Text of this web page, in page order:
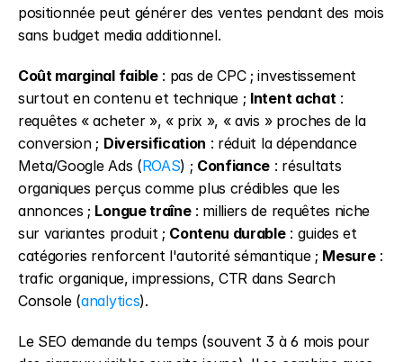
positionnée peut générer des ventes pendant des mois
sans budget media additionnel.
Coût marginal faible : pas de CPC ; investissement
surtout en contenu et technique ; Intent achat :
requêtes « acheter », « prix », « avis » proches de la
conversion ; Diversification : réduit la dépendance
Meta/Google Ads (ROAS) ; Confiance : résultats
organiques perçus comme plus crédibles que les
annonces ; Longue traîne : milliers de requêtes niche
sur variantes produit ; Contenu durable : guides et
catégories renforcent l'autorité sémantique ; Mesure :
trafic organique, impressions, CTR dans Search
Console (analytics).
Le SEO demande du temps (souvent 3 à 6 mois pour